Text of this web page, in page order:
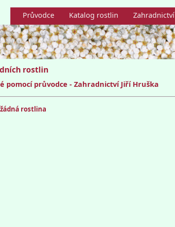
Průvodce Katalog rostlin Zahradnictví
rostlin
pomocí průvodce - Zahradnictví Jiří Hruška
rostlina